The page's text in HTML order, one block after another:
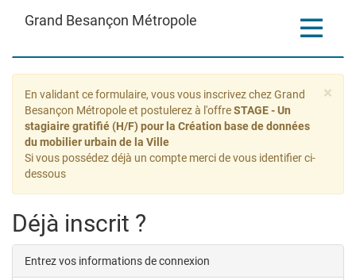
principal
Toggle
Grand Besançon Métropole
Formulaire
de
candidature
×
En validant ce formulaire, vous vous inscrivez chez Grand
Besançon Métropole et postulerez à l'offreSTAGE - Un
stagiaire gratifié (H/F) pour la Création base de données
du mobilier urbain de la Ville
Si vous possédez déjà un compte merci de vous identifier ci-
dessous
Déjà inscrit ?
Entrez vos informations de connexion